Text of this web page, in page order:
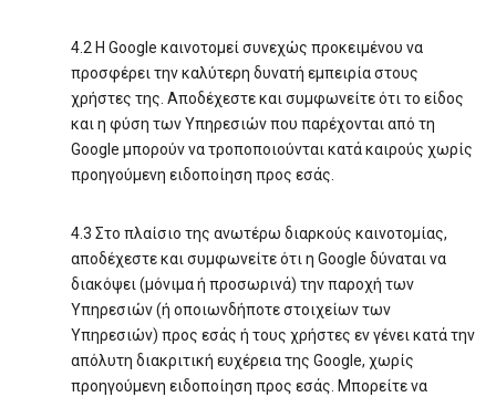
4.2 Η Google καινοτομεί συνεχώς προκειμένου να
προσφέρει την καλύτερη δυνατή εμπειρία στους
χρήστες της. Αποδέχεστε και συμφωνείτε ότι το είδος
και η φύση των Υπηρεσιών που παρέχονται από τη
Google μπορούν να τροποποιούνται κατά καιρούς χωρίς
προηγούμενη ειδοποίηση προς εσάς.
4.3 Στο πλαίσιο της ανωτέρω διαρκούς καινοτομίας,
αποδέχεστε και συμφωνείτε ότι η Google δύναται να
διακόψει (μόνιμα ή προσωρινά) την παροχή των
Υπηρεσιών (ή οποιωνδήποτε στοιχείων των
Υπηρεσιών) προς εσάς ή τους χρήστες εν γένει κατά την
απόλυτη διακριτική ευχέρεια της Google, χωρίς
προηγούμενη ειδοποίηση προς εσάς. Μπορείτε να